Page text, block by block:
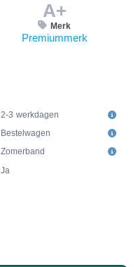
A+
Merk
Premiummerk
2-3 werkdagen
Bestelwagen
Zomerband
Ja